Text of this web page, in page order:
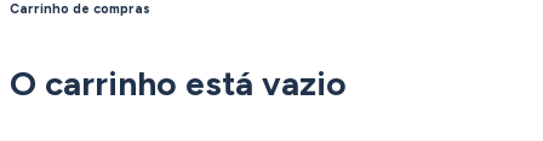
Carrinho de compras
O carrinho está vazio